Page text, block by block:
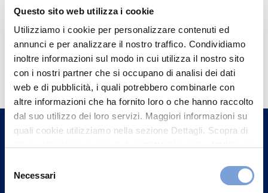
Questo sito web utilizza i cookie
Utilizziamo i cookie per personalizzare contenuti ed
annunci e per analizzare il nostro traffico. Condividiamo
inoltre informazioni sul modo in cui utilizza il nostro sito
con i nostri partner che si occupano di analisi dei dati
web e di pubblicità, i quali potrebbero combinarle con
altre informazioni che ha fornito loro o che hanno raccolto
dal suo utilizzo dei loro servizi. Maggiori informazioni su
quali cookie utilizziamo nella sezione Dettagli. Scopra di
può trovare nel footer del sito nella sezione "Informativa
delNecessari
Hai bisogno di
informazioni?
Trova l'Agenzia più vicina a te e parla con
un nostro Agente.
Contattaci